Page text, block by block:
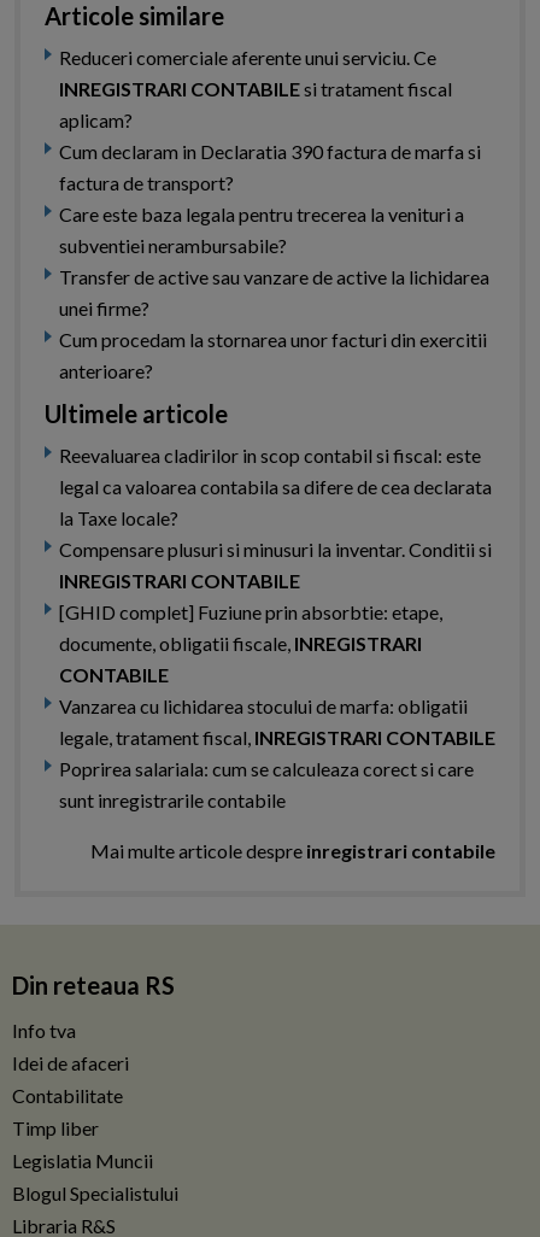
Articole similare
Reduceri comerciale aferente unui serviciu. Ce
INREGISTRARI CONTABILEsi tratament fiscal
aplicam?
Cum declaram in Declaratia 390 factura de marfa si
factura de transport?
Care este baza legala pentru trecerea la venituri a
subventiei nerambursabile?
Transfer de active sau vanzare de active la lichidarea
unei firme?
Cum procedam la stornarea unor facturi din exercitii
anterioare?
Ultimele articole
Reevaluarea cladirilor in scop contabil si fiscal: este
legal ca valoarea contabila sa difere de cea declarata
la Taxe locale?
Compensare plusuri si minusuri la inventar. Conditii si
INREGISTRARI CONTABILE
[GHID complet] Fuziune prin absorbtie: etape,
documente, obligatii fiscale, INREGISTRARI
CONTABILE
Vanzarea cu lichidarea stocului de marfa: obligatii
legale, tratament fiscal, INREGISTRARI CONTABILE
Poprirea salariala: cum se calculeaza corect si care
sunt inregistrarile contabile
Mai multe articole despre inregistrari contabile
Din reteaua RS
Info tva
Idei de afaceri
Contabilitate
Timp liber
Legislatia Muncii
Blogul Specialistului
Libraria R&S